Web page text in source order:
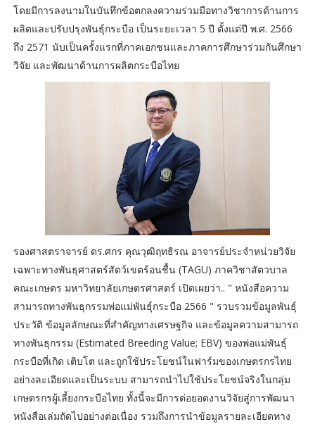
โดยมีการลงนามในบันทึกข้อตกลงความร่วมมือทางวิชาการด้านการ
ผลิตและปรับปรุงพันธุ์กระบือ เป็นระยะเวลา 5 ปี ตั้งแต่ปี พ.ศ. 2566
ถึง 2571 นับเป็นครั้งแรกที่ภาคเอกชนและภาคการศึกษาร่วมกันศึกษา
วิจัย และพัฒนาด้านการผลิตกระบือไทย
รองศาสตราจารย์ ดร.ศกร คุณวุฒิฤทธิรณ อาจารย์ประจำหน่วยวิจัย
เฉพาะทางพันธุศาสตร์สัตว์เขตร้อนชื้น (TAGU) ภาควิชาสัตวบาล
คณะเกษตร มหาวิทยาลัยเกษตรศาสตร์ เปิดเผยว่า.. " หนังสือความ
สามารถทางพันธุกรรมพ่อแม่พันธุ์กระบือ 2566 " รวบรวมข้อมูลพันธุ์
ประวัติ ข้อมูลลักษณะที่สำคัญทางเศรษฐกิจ และข้อมูลความสามารถ
ทางพันธุกรรม (Estimated Breeding Value; EBV) ของพ่อแม่พันธุ์
กระบือที่เกิด เติบโต และถูกใช้ประโยชน์ในฟาร์มของเกษตรกรไทย
อย่างละเอียดและเป็นระบบ สามารถนำไปใช้ประโยชน์จริงในกลุ่ม
เกษตรกรผู้เลี้ยงกระบือไทย ทั้งนี้จะมีการต่อยอดงานวิจัยสู่การพัฒนา
หนังสือเล่มถัดไปอย่างต่อเนื่อง รวมถึงการนำข้อมูลรายละเอียดทาง